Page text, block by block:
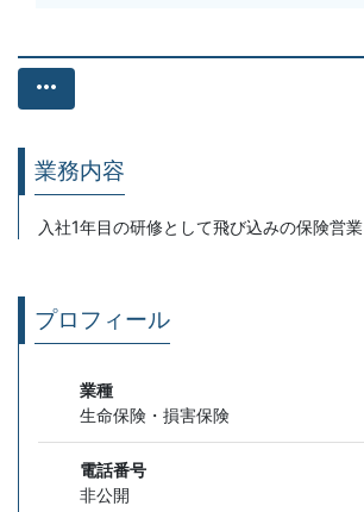
more_horiz
業務内容
入社1年目の研修として飛び込みの保険営業
プロフィール
業種
生命保険・損害保険
電話番号
非公開